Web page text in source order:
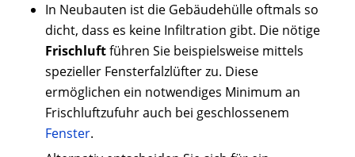
In Neubauten ist die Gebäudehülle oftmals so
dicht, dass es keine Infiltration gibt. Die nötige
Frischluftführen Sie beispielsweise mittels
spezieller Fensterfalzlüfter zu. Diese
ermöglichen ein notwendiges Minimum an
Frischluftzufuhr auch bei geschlossenem
Fenster.